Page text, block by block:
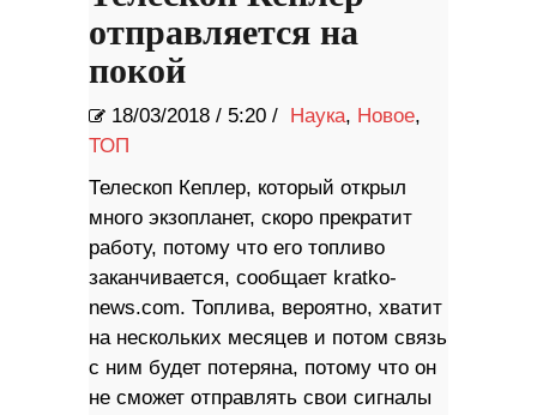
отправляется на
покой
18/03/2018 / 5:20 / Наука, Новое,
ТОП
Телескоп Кеплер, который открыл
много экзопланет, скоро прекратит
работу, потому что его топливо
заканчивается, сообщает kratko-
news.com. Топлива, вероятно, хватит
на нескольких месяцев и потом связь
с ним будет потеряна, потому что он
не сможет отправлять свои сигналы